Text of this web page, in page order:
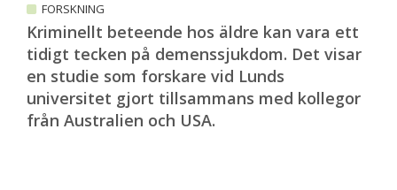
FORSKNING
Kriminellt beteende hos äldre kan vara ett
tidigt tecken på demenssjukdom. Det visar
en studie som forskare vid Lunds
universitet gjort tillsammans med kollegor
från Australien och USA.